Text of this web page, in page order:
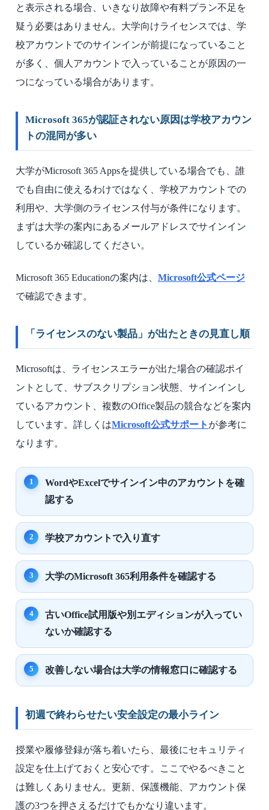
と表示される場合、いきなり故障や有料プラン不足を
疑う必要はありません。大学向けライセンスでは、学
校アカウントでのサインインが前提になっていること
が多く、個人アカウントで入っていることが原因の一
つになっている場合があります。
Microsoft 365が認証されない原因は学校アカウン
トの混同が多い
大学がMicrosoft 365 Appsを提供している場合でも、誰
でも自由に使えるわけではなく、学校アカウントでの
利用や、大学側のライセンス付与が条件になります。
まずは大学の案内にあるメールアドレスでサインイン
しているか確認してください。
Microsoft 365 Educationの案内は、 Microsoft公式ページ
で確認できます。
「ライセンスのない製品」が出たときの見直し順
Microsoftは、ライセンスエラーが出た場合の確認ポイ
ントとして、サブスクリプション状態、サインインし
ているアカウント、複数のOffice製品の競合などを案内
しています。詳しくはMicrosoft公式サポート が参考に
なります。
WordやExcelでサインイン中のアカウントを確
認する
学校アカウントで入り直す
大学のMicrosoft 365利用条件を確認する
古いOffice試用版や別エディションが入ってい
ないか確認する
改善しない場合は大学の情報窓口に確認する
初週で終わらせたい安全設定の最小ライン
授業や履修登録が落ち着いたら、最後にセキュリティ
設定を仕上げておくと安心です。ここでやるべきこと
は難しくありません。更新、保護機能、アカウント保
護の3つを押さえるだけでもかなり違います。